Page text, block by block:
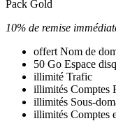
Pack Gold
10% de remise
offert Nom de
50 Go Espace
illimité Trafic
illimités Comptes
illimités Sous-
illimités Comptes